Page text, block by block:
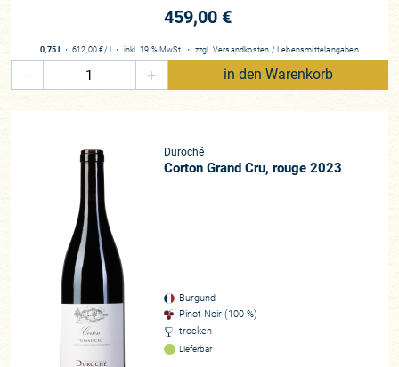
nur, wenn Du wie Rousseau die feinsten großen Terroirs dein
eigen nennen darfst, wenn Du die etwas fetteren Lagen, wie
ich, besitzt, dann musst du wirklich das Rustikale und
Maskuline aus dem Terroir pressen.“
bereits im Villages-Bereich eine ungeheure geschmackliche
Vielfalt zum Ausdruck zu bringen. Er ist jemand, der wirklich
aufs Detail achtet. Und so vinifiziert er seit 2005 mehrere
Lagen-Villages aus sogenannten lieu-dits, die zwar keinen
1er-Cru-Status besitzen. Aber es sind vielleicht die Weine,
welche ihn bekannt gemacht haben. Denn wer einen
Chambertin Clos-de-Bèze sein eigen nennt, kann mit einigem
handwerklichem Geschick auch aus mittelmäßigen
Jahrgängen einen guten Wein zaubern, doch wer widmet
seinen Village-Lagen derartige Aufmerksamkeit und Liebe,
das er die Persönlichkeit der einzelnen Parzellen
459,00 €
0,75 l ・ 612,00 €/ l ・ inkl. 19 % MwSt. ・ zzgl. Versandkosten / Lebensmittelangaben
- + in den Warenkorb
Duroché
Corton Grand Cru, rouge 2023
Burgund
Pinot Noir (100 %)
trocken
Lieferbar